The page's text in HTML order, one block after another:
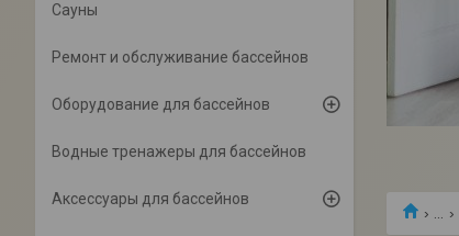
Сауны
Ремонт и обслуживание бассейнов
Оборудование для бассейнов
Водные тренажеры для бассейнов
Аксессуары для бассейнов